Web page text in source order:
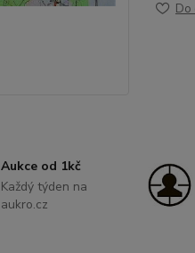
Do
Aukce od 1kč
Každý týden na
aukro.cz